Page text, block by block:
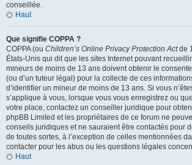
conseillée.
Haut
Que signifie COPPA ?
COPPA (ou Children’s Online Privacy Protection Actde
États-Unis qui dit que les sites Internet pouvant
mineurs de moins de 13 ans doivent obtenir le
(ou d’un tuteur légal) pour la collecte de ces
d’identifier un mineur de moins de 13 ans. Si vous
s’applique à vous, lorsque vous vous enregistrez ou
votre place, contactez un conseiller juridique pour
phpBB Limited et les propriétaires de ce forum ne
conseils juridiques et ne sauraient être contactés pour
de toutes sortes, à l’exception de celles mentionnées
contacter pour les abus ou les questions légales
Haut